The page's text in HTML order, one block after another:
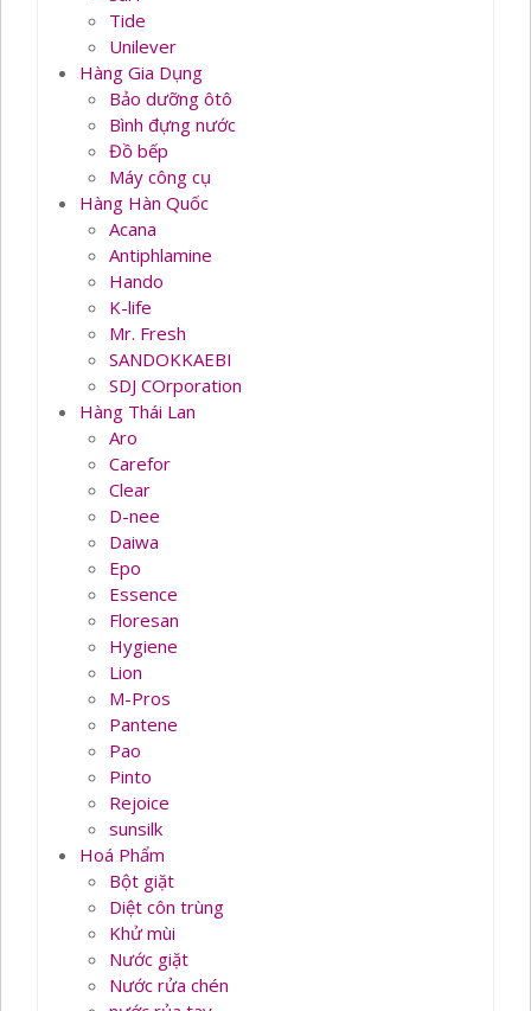
Tide
Unilever
Hàng Gia Dụng
Bảo dưỡng ôtô
Bình đựng nước
Đồ bếp
Máy công cụ
Hàng Hàn Quốc
Acana
Antiphlamine
Hando
K-life
Mr. Fresh
SANDOKKAEBI
SDJ COrporation
Hàng Thái Lan
Aro
Carefor
Clear
D-nee
Daiwa
Epo
Essence
Floresan
Hygiene
Lion
M-Pros
Pantene
Pao
Pinto
Rejoice
sunsilk
Hoá Phẩm
Bột giặt
Diệt côn trùng
Khử mùi
Nước giặt
Nước rửa chén